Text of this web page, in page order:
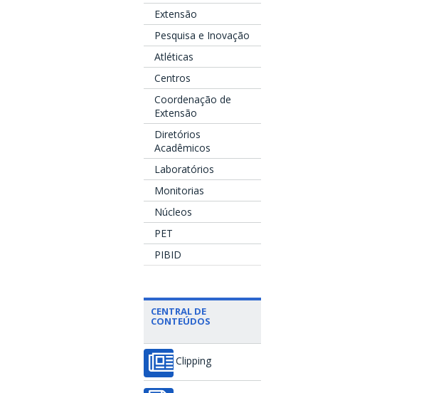
Extensão
Pesquisa e Inovação
Atléticas
Centros
Coordenação de
Extensão
Diretórios
Acadêmicos
Laboratórios
Monitorias
Núcleos
PET
PIBID
CENTRAL DE
CONTEÚDOS
Clipping